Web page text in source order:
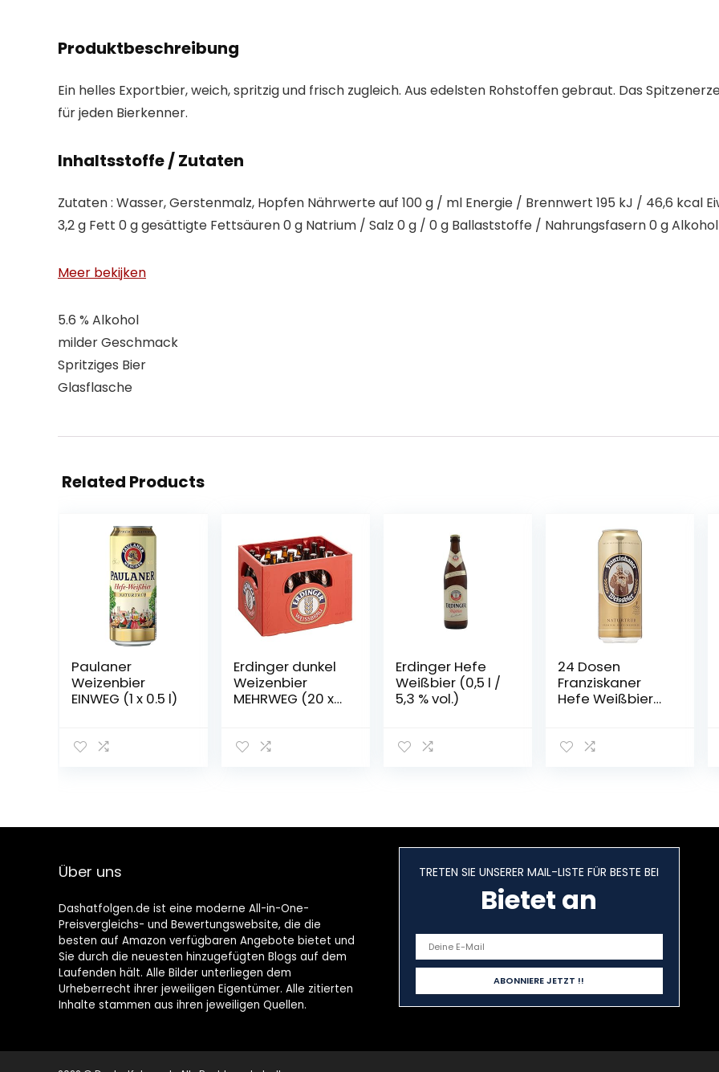
Produktbeschreibung
Ein helles Exportbier, weich, spritzig und frisch zugleich. Aus edelsten Rohstoffen gebraut. Das
für jeden Bierkenner.
Inhaltsstoffe / Zutaten
Zutaten : Wasser, Gerstenmalz, Hopfen Nährwerte auf 100 g / ml Energie / Brennwert 195 kJ / 46,6 kcal
3,2 g Fett 0 g gesättigte Fettsäuren 0 g Natrium / Salz 0 g / 0 g Ballaststoffe / Nahrungsfasern 0 g Alkohol
Meer bekijken
5.6 % Alkohol
milder Geschmack
Spritziges Bier
Glasflasche
Related Products
Paulaner
Weizenbier
EINWEG (1 x 0.5 l)
Erdinger dunkel
Weizenbier
MEHRWEG (20 x
Erdinger Hefe
Weißbier (0,5 l /
5,3 % vol.)
24 Dosen
Franziskaner
Hefe Weißbier
6.00€ EINWEG
Über uns
Dashatfolgen.de ist eine moderne All-in-One-
Preisvergleichs- und Bewertungswebsite, die die
besten auf Amazon verfügbaren Angebote bietet und
Sie durch die neuesten hinzugefügten Blogs auf dem
Laufenden hält. Alle Bilder unterliegen dem
Urheberrecht ihrer jeweiligen Eigentümer. Alle zitierten
Inhalte stammen aus ihren jeweiligen Quellen.
TRETEN SIE UNSERER MAIL-LISTE FÜR BESTE BEI
Bietet an